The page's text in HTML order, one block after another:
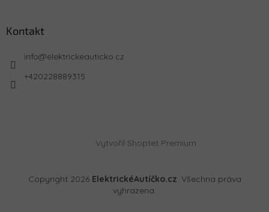
Kontakt
info@elektrickeauticko.cz
+420228889315
Vytvořil Shoptet Premium
Copyright 2026 ElektrickéAutíčko.cz. Všechna práva
vyhrazena.